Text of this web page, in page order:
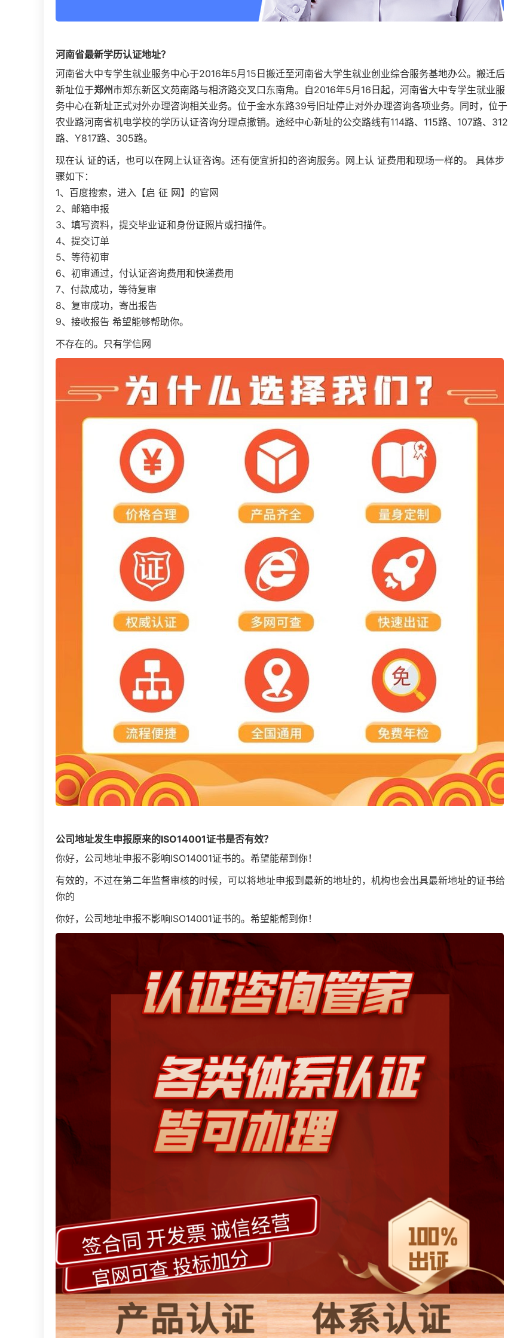
河南省最新学历认证地址？
河南省大中专学生就业服务中心于2016年5月15日搬迁至河南省大学生就业创业综合服务基地办公。搬迁后
新址位于郑州市郑东新区文苑南路与相济路交叉口东南角。自2016年5月16日起，河南省大中专学生就业服
务中心在新址正式对外办理咨询相关业务。位于金水东路39号旧址停止对外办理咨询各项业务。同时，位于
农业路河南省机电学校的学历认证咨询分理点撤销。途经中心新址的公交路线有114路、115路、107路、312
路、Y817路、305路。
现在认 证的话，也可以在网上认证咨询。还有便宜折扣的咨询服务。网上认 证费用和现场一样的。 具体步
骤如下：
1、百度搜索，进入【启 征 网】的官网
2、邮箱申报
3、填写资料，提交毕业证和身份证照片或扫描件。
4、提交订单
5、等待初审
6、初审通过，付认证咨询费用和快递费用
7、付款成功，等待复审
8、复审成功，寄出报告
9、接收报告 希望能够帮助你。
不存在的。只有学信网
公司地址发生申报原来的ISO14001证书是否有效？
你好，公司地址申报不影响ISO14001证书的。希望能帮到你！
有效的，不过在第二年监督审核的时候，可以将地址申报到最新的地址的，机构也会出具最新地址的证书给
你的
你好，公司地址申报不影响ISO14001证书的。希望能帮到你！